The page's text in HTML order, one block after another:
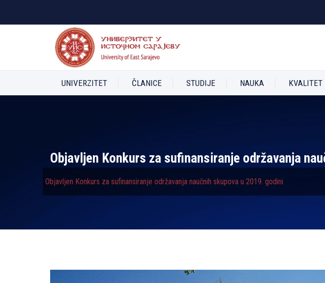
UNIVERZITET ČLANICE STUDIJE NAUKA KVALITET
Objavljen Konkurs za sufinansiranje održavanja
Objavljen Konkurs za sufinansiranje održavanja naučnih skupova u 2019. godini